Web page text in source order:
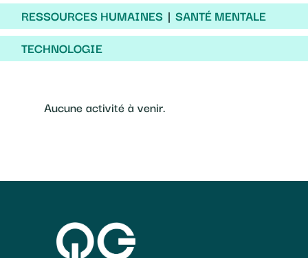
RESSOURCES HUMAINES
SANTÉ MENTALE
TECHNOLOGIE
Aucune activité à venir.